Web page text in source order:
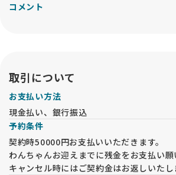
コメント
取引について
お支払い方法
現金払い、銀行振込
予約条件
契約時50000円お支払いいただきます。
わんちゃんお迎えまでに残金をお支払い願
キャンセル時にはご契約金はお返しいたし